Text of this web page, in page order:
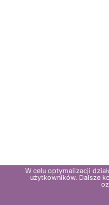
W celu optymalizacji
użytkowników. Dalsze